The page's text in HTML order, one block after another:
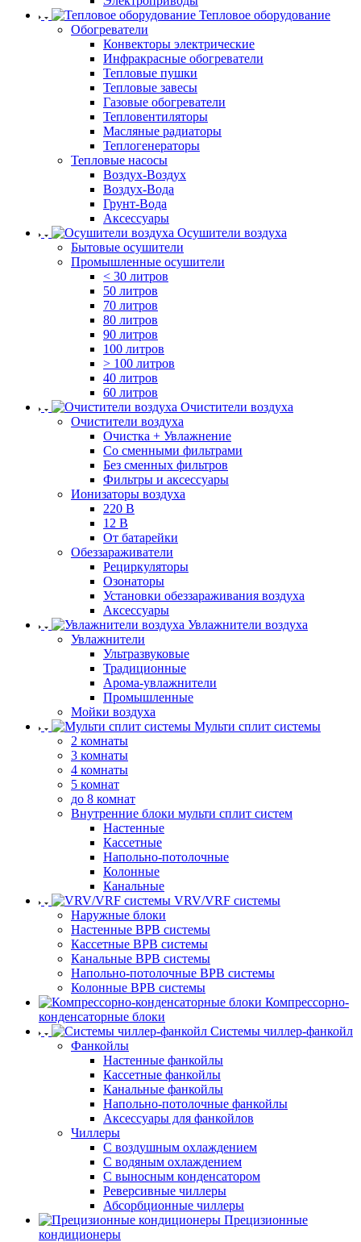
Тепловое оборудование
Обогреватели
Конвекторы электрические
Инфракрасные обогреватели
Тепловые пушки
Тепловые завесы
Газовые обогреватели
Тепловентиляторы
Масляные радиаторы
Теплогенераторы
Тепловые насосы
Воздух-Воздух
Воздух-Вода
Грунт-Вода
Аксессуары
Осушители воздуха
Бытовые осушители
Промышленные осушители
< 30 литров
50 литров
70 литров
80 литров
90 литров
100 литров
> 100 литров
40 литров
60 литров
Очистители воздуха
Очистители воздуха
Очистка + Увлажнение
Cо сменными фильтрами
Без сменных фильтров
Фильтры и аксессуары
Ионизаторы воздуха
220 В
12 В
От батарейки
Обеззараживатели
Рециркуляторы
Озонаторы
Установки обеззараживания воздуха
Аксессуары
Увлажнители воздуха
Увлажнители
Ультразвуковые
Традиционные
Арома-увлажнители
Промышленные
Мойки воздуха
Мульти сплит системы
2 комнаты
3 комнаты
4 комнаты
5 комнат
до 8 комнат
Внутренние блоки мульти сплит систем
Настенные
Кассетные
Напольно-потолочные
Колонные
Канальные
VRV/VRF системы
Наружные блоки
Настенные ВРВ системы
Кассетные ВРВ системы
Канальные ВРВ системы
Напольно-потолочные ВРВ системы
Колонные ВРВ системы
Компрессорно-
конденсаторные блоки
Системы чиллер-фанкойл
Фанкойлы
Настенные фанкойлы
Кассетные фанкойлы
Канальные фанкойлы
Напольно-потолочные фанкойлы
Аксессуары для фанкойлов
Чиллеры
С воздушным охлаждением
С водяным охлаждением
С выносным конденсатором
Реверсивные чиллеры
Абсорбционные чиллеры
Прецизионные
кондиционеры